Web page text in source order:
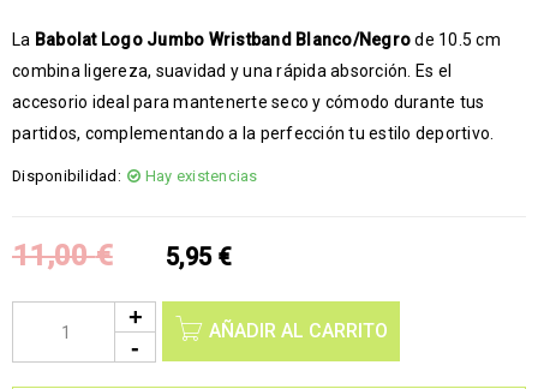
La Babolat Logo Jumbo Wristband Blanco/Negrode 10.5 cm
combina ligereza, suavidad y una rápida absorción. Es el
accesorio ideal para mantenerte seco y cómodo durante tus
partidos, complementando a la perfección tu estilo deportivo.
Disponibilidad: Hay existencias
11,00€ 5,95 €
AÑADIR AL CARRITO